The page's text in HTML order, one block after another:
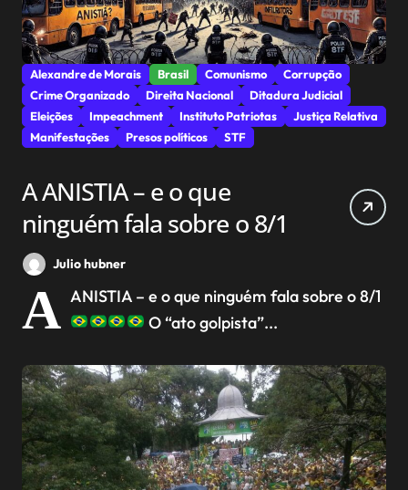
Alexandre de Morais Brasil Comunismo
Corrupção
Crime Organizado
Direita Nacional
Ditadura Judicial
Eleições
Impeachment Instituto Patriotas
Justiça Relativa
Manifestações
Presos políticos STF
A ANISTIA – e o que
ninguém fala sobre o 8/1
Julio hubner
A ANISTIA – e o que ninguém fala sobre o 8/1
O “ato golpista”...